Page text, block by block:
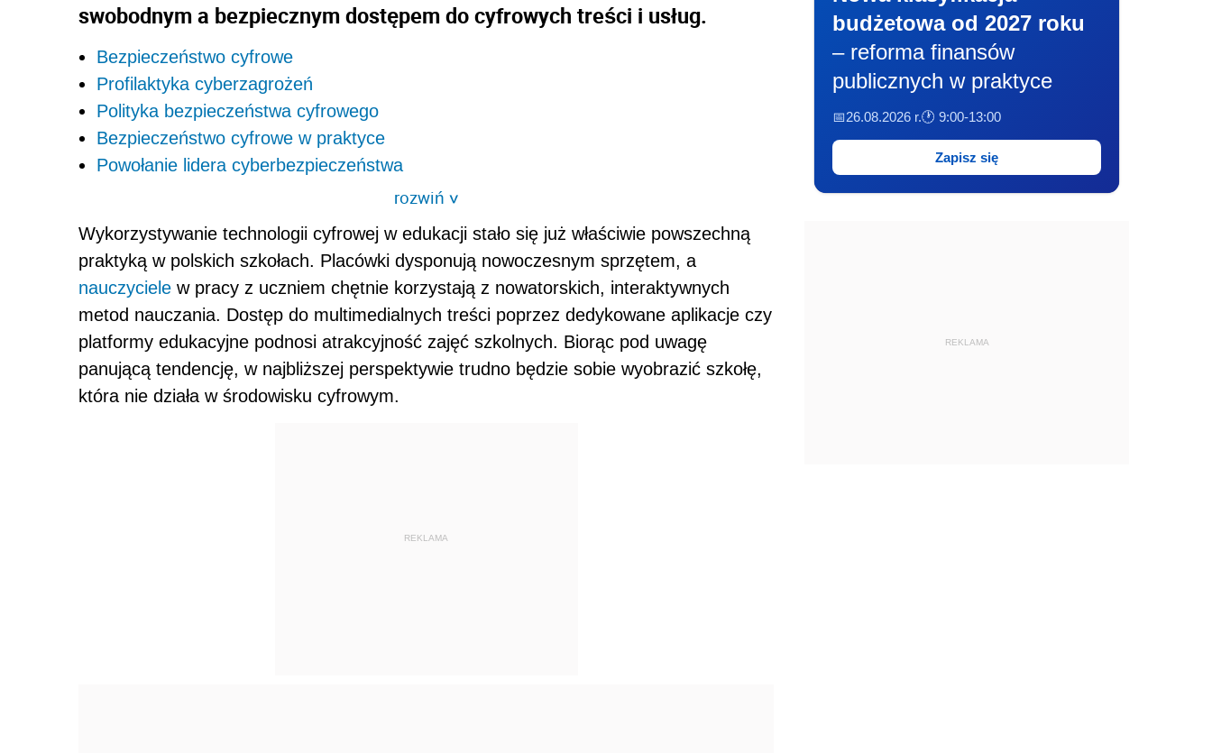
swobodnym a bezpiecznym dostępem do cyfrowych treści i usług.
Bezpieczeństwo cyfrowe
Profilaktyka cyberzagrożeń
Polityka bezpieczeństwa cyfrowego
Bezpieczeństwo cyfrowe w praktyce
Powołanie lidera cyberbezpieczeństwa
rozwiń>
Wykorzystywanie technologii cyfrowej w edukacji stało się już właściwie powszechną
praktyką w polskich szkołach. Placówki dysponują nowoczesnym sprzętem, a
nauczyciele w pracy z uczniem chętnie korzystają z nowatorskich, interaktywnych
metod nauczania. Dostęp do multimedialnych treści poprzez dedykowane aplikacje czy
platformy edukacyjne podnosi atrakcyjność zajęć szkolnych. Biorąc pod uwagę
panującą tendencję, w najbliższej perspektywie trudno będzie sobie wyobrazić szkołę,
która nie działa w środowisku cyfrowym.
REKLAMA
budżetowa od 2027 roku
– reforma finansów
publicznych w praktyce
📅26.08.2026 r.🕐 9:00-13:00
Zapisz się
REKLAMA